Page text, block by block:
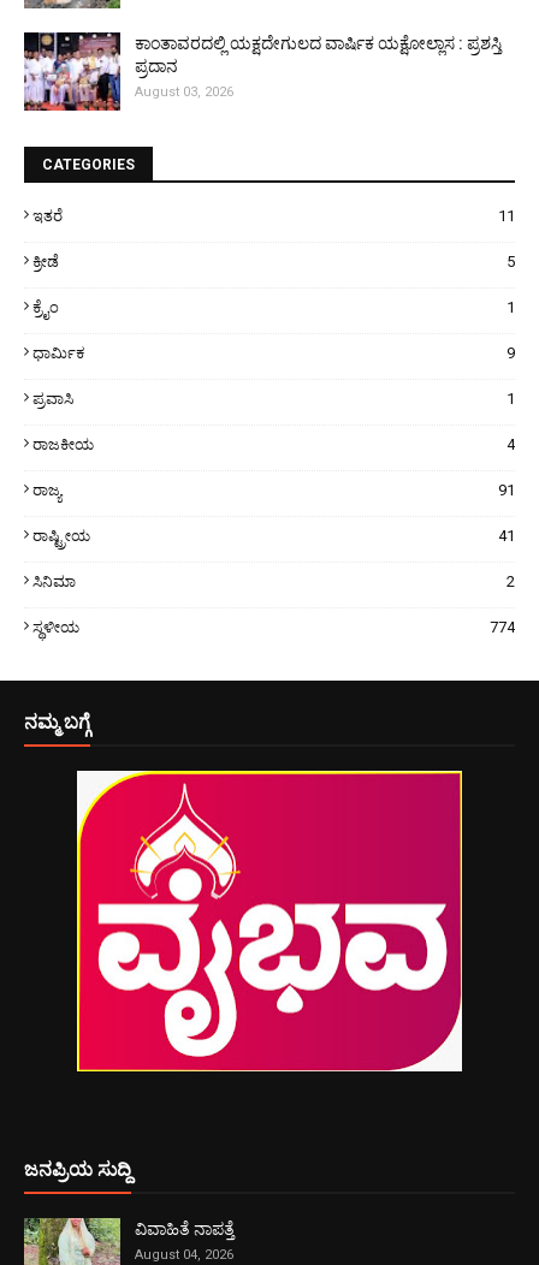
ಕಾಂತಾವರದಲ್ಲಿ ಯಕ್ಷದೇಗುಲದ ವಾರ್ಷಿಕ ಯಕ್ಷೋಲ್ಲಾಸ : ಪ್ರಶಸ್ತಿ
ಪ್ರದಾನ
August 03, 2026
CATEGORIES
ಇತರೆ 11
ಕ್ರೀಡೆ 5
ಕ್ರೈಂ 1
ಧಾರ್ಮಿಕ 9
ಪ್ರವಾಸಿ 1
ರಾಜಕೀಯ 4
ರಾಜ್ಯ 91
ರಾಷ್ಟ್ರೀಯ 41
ಸಿನಿಮಾ 2
ಸ್ಥಳೀಯ 774
ನಮ್ಮ ಬಗ್ಗೆ
ಜನಪ್ರಿಯ ಸುದ್ದಿ
ವಿವಾಹಿತೆ ನಾಪತ್ತೆ
August 04, 2026